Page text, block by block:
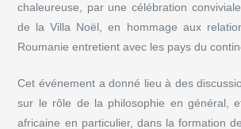
chaleureuse, par une célébration
de la Villa Noël, en hommage aux
Roumanie entretient avec les pays du
Cet événement a donné lieu à des
sur le rôle de la philosophie en général,
africaine en particulier, dans la formation